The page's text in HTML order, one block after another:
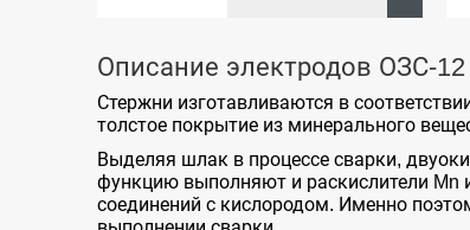
Описание электродов ОЗС-12
Стержни изготавливаются в
толстое покрытие из минерального
Выделяя шлак в процессе сварки,
функцию выполняют и раскислители Mn
соединений с кислородом. Именно